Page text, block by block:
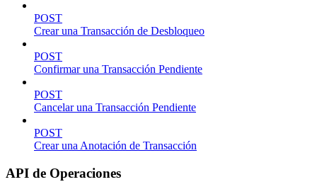
POST
Crear una Transacción de Desbloqueo
POST
Confirmar una Transacción Pendiente
POST
Cancelar una Transacción Pendiente
POST
Crear una Anotación de Transacción
API de Operaciones